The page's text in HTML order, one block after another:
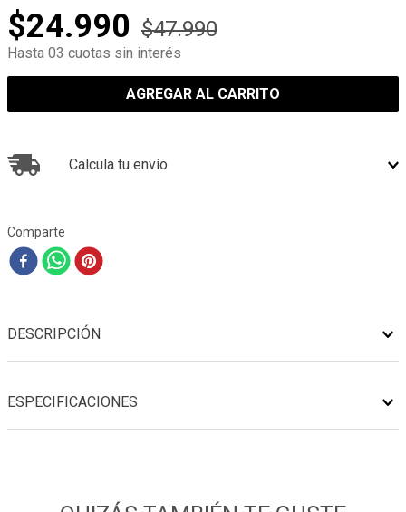
$24.990 $47.990
Hasta 03 cuotas sin interés
AGREGAR AL CARRITO
Calcula tu envío
Comparte
DESCRIPCIÓN
ESPECIFICACIONES